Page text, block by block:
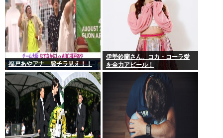
福戸あやアナ 脇チラ見え！！
伊勢鈴蘭さん、コカ・コーラ愛
を全力アピール！